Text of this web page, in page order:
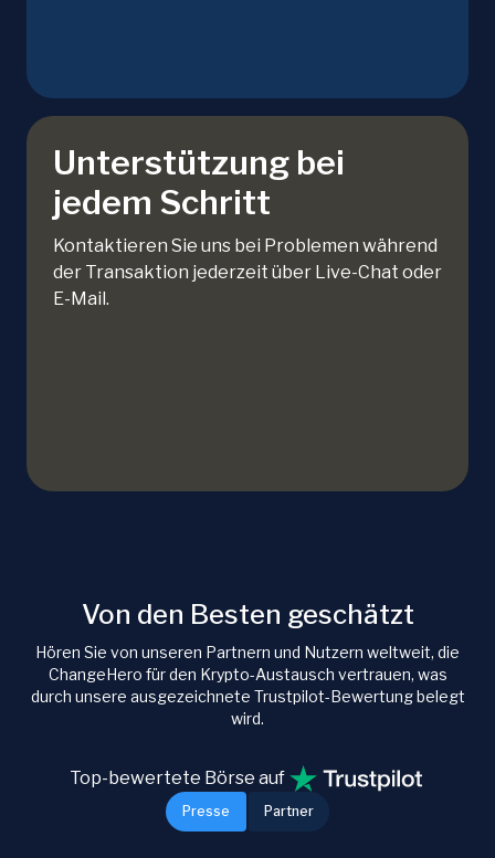
Unterstützung bei
jedem Schritt
Kontaktieren Sie uns bei Problemen während
der Transaktion jederzeit über Live-Chat oder
E-Mail.
Von den Besten geschätzt
Hören Sie von unseren Partnern und Nutzern weltweit, die
ChangeHero für den Krypto-Austausch vertrauen, was
durch unsere ausgezeichnete Trustpilot-Bewertung belegt
wird.
Presse Partner
Top-bewertete Börse auf